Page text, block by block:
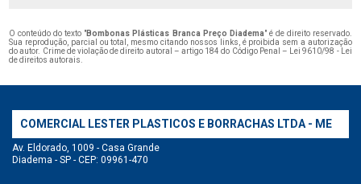
O conteúdo do texto "Bombonas Plásticas Branca Preço Diadema" é de direito reservado.
Sua reprodução, parcial ou total, mesmo citando nossos links, é proibida sem a autorização
do autor. Crime de violação de direito autoral – artigo 184 do Código Penal – Lei 9610/98 - Lei
de direitos autorais.
COMERCIAL LESTER PLASTICOS E BORRACHAS LTDA - ME
Av. Eldorado, 1009 - Casa Grande
Diadema - SP - CEP: 09961-470